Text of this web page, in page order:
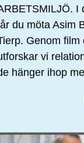
I
du möta Asim
Genom
vi
hänger ihop